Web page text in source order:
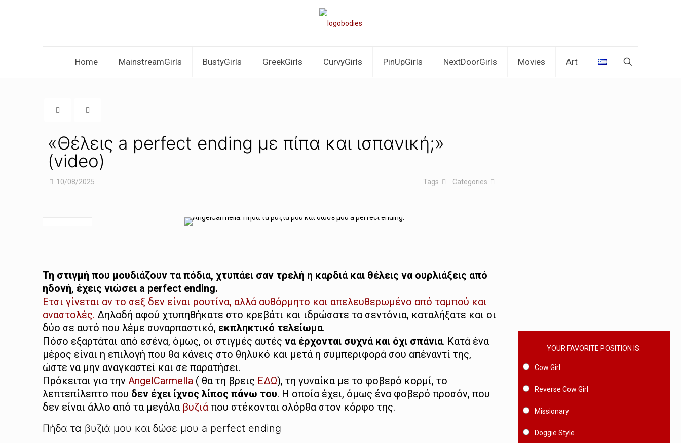
Home MainstreamGirls BustyGirls GreekGirls CurvyGirls PinUpGirls NextDoorGirls Movies Art
«Θέλεις a perfect ending με πίπα και ισπανική;»
(video)
10/08/2025 Categories
Tags
Τη στιγμή που μουδιάζουν τα πόδια, χτυπάει σαν τρελή η καρδιά και θέλεις να ουρλιάξεις από
ηδονή, έχεις νιώσει a perfect ending.
Ετσι γίνεται αν το σεξ δεν είναι ρουτίνα, αλλά αυθόρμητο και απελευθερωμένο από ταμπού και
αναστολές. Δηλαδή αφού χτυπηθήκατε στο κρεβάτι και ιδρώσατε τα σεντόνια, καταλήξατε και οι
δύο σε αυτό που λέμε συναρπαστικό, εκπληκτικό τελείωμα.
Πόσο εξαρτάται από εσένα, όμως, οι στιγμές αυτές να έρχονται συχνά και όχι σπάνια. Κατά ένα
μέρος είναι η επιλογή που θα κάνεις στο θηλυκό και μετά η συμπεριφορά σου απέναντί της,
ώστε να μην αναγκαστεί και σε παρατήσει.
Πρόκειται για την AngelCarmella ( θα τη βρεις ΕΔΩ), τη γυναίκα με το φοβερό κορμί, το
λεπτεπίλεπτο που δεν έχει ίχνος λίπος πάνω του. Η οποία έχει, όμως ένα φοβερό προσόν, που
δεν είναι άλλο από τα μεγάλα βυζιά που στέκονται ολόρθα στον κόρφο της.
Πήδα τα βυζιά μου και δώσε μου a perfect ending
YOUR FAVORITE POSITION IS:
Cow Girl
Reverse Cow Girl
Missionary
Doggie Style